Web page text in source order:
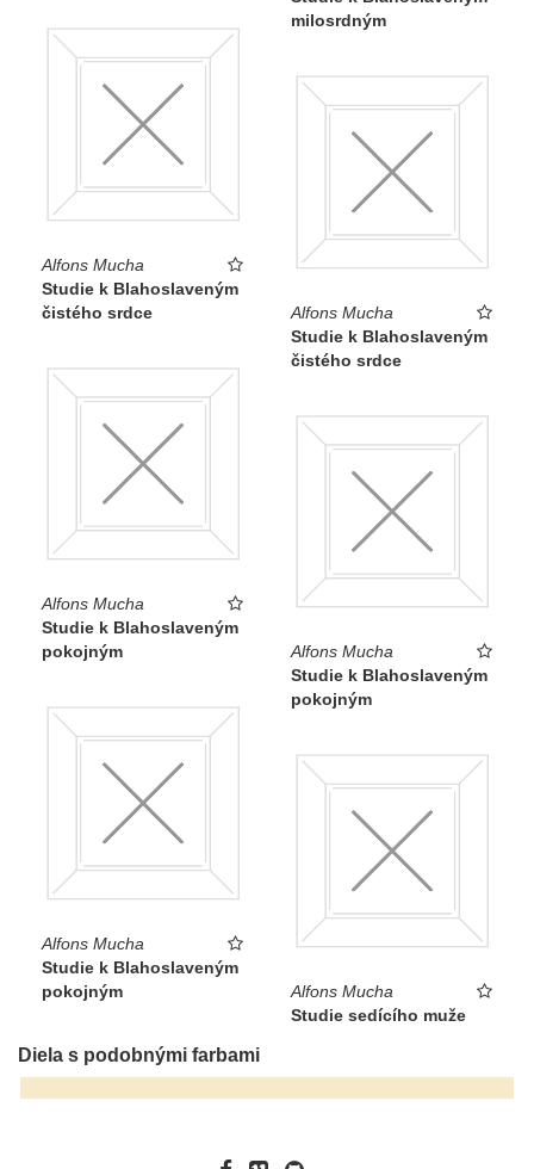
milosrdným
Alfons Mucha
Studie k Blahoslaveným
čistého srdce
Alfons Mucha
Studie k Blahoslaveným
čistého srdce
Alfons Mucha
Studie k Blahoslaveným
pokojným
Alfons Mucha
Studie k Blahoslaveným
pokojným
Alfons Mucha
Studie k Blahoslaveným
pokojným
Alfons Mucha
Studie sedícího muže
Diela s podobnými farbami